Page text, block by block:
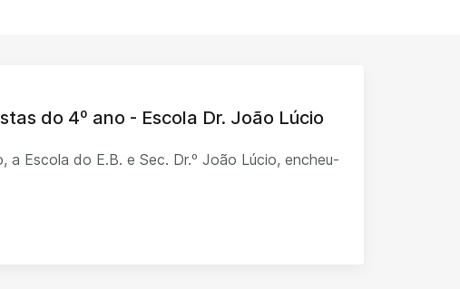
do 4º ano - Escola Dr. João Lúcio
a Escola do E.B. e Sec. Dr.º João Lúcio, encheu-